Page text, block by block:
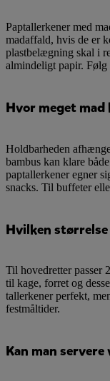
Paptallerkener med
madaffald, hvis de er
plastbelægning skal i
almindeligt papir. Følg
Hvor meget mad
Holdbarheden
bambus kan klare
paptallerkener egner
snacks. Til buffeter
Hvilken
Til hovedretter passer
til kage, forret og
tallerkener perfekt,
festmåltider.
Kan man